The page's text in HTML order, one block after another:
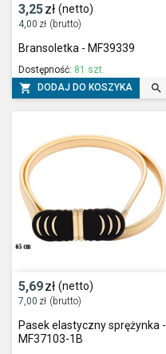
3,25zł (netto)
4,00 zł (brutto)
Bransoletka - MF39339
Dostępność: 81 szt.
 DODAJ DO KOSZYKA 
5,69zł (netto)
7,00 zł (brutto)
Pasek elastyczny sprężynka -
MF37103-1B